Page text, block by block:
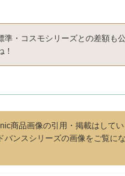
準・コスモシリーズとの差額も
！
商品画像の引用・掲載はしてい
バンスシリーズの画像をご覧に